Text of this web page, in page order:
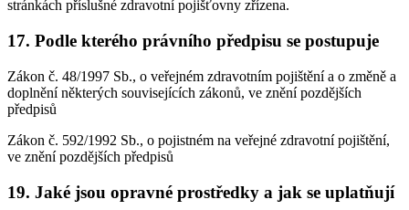
stránkách příslušné zdravotní pojišťovny zřízena.
17. Podle kterého právního předpisu se postupuje
Zákon č. 48/1997 Sb., o veřejném zdravotním pojištění a o změně a
doplnění některých souvisejících zákonů, ve znění pozdějších
předpisů
Zákon č. 592/1992 Sb., o pojistném na veřejné zdravotní pojištění,
ve znění pozdějších předpisů
19. Jaké jsou opravné prostředky a jak se uplatňují